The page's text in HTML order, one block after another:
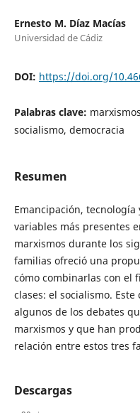
Ernesto M. Díaz Macías
Universidad de Cádiz
DOI: https://doi.org/
Palabras clave:
socialismo, democracia
Resumen
Emancipación,
variables más presentes
marxismos durante los
familias ofreció una
cómo combinarlas con el
clases: el socialismo.
algunos de los debates
marxismos y que han
relación entre estos tres
Descargas